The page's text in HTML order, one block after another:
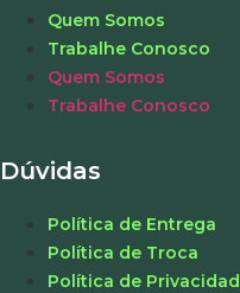
Quem Somos
Trabalhe Conosco
Quem Somos
Trabalhe Conosco
Dúvidas
Política de Entrega
Política de Troca
Política de